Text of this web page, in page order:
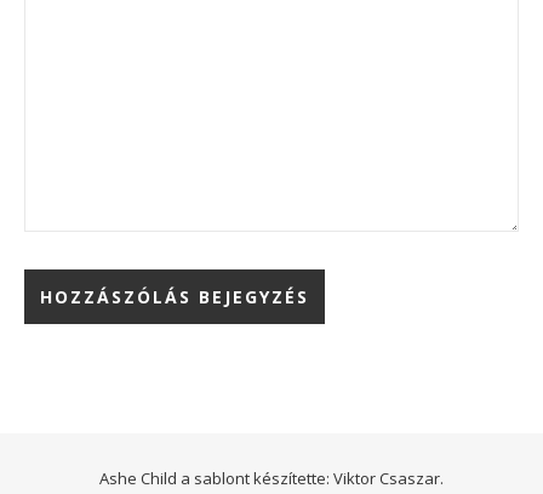
Ashe Child a sablont készítette: Viktor Csaszar.